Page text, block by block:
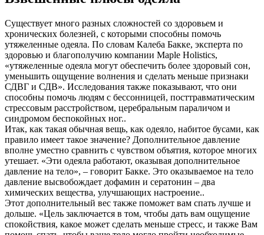
Существует много разных сложностей со здоровьем и
хронических болезней, с которыми способны помочь
утяжеленные одеяла. По словам Калеба Бакке, эксперта по
здоровью и благополучию компании Maple Holistics,
«утяжеленные одеяла могут обеспечить более здоровый сон,
уменьшить ощущение волнения и сделать меньше признаки
СДВГ и СДВ». Исследования также показывают, что они
способны помочь людям с бессонницей, посттравматическим
стрессовым расстройством, церебральным параличом и
синдромом беспокойных ног..
Итак, как такая обычная вещь, как одеяло, набитое бусами, как
правило имеет такое значение? Дополнительное давление
вполне уместно сравнить с чувством объятия, которое многих
утешает. «Эти одеяла работают, оказывая дополнительное
давление на тело», – говорит Бакке. Это оказываемое на тело
давление высвобождает дофамин и сератонин – два
химических вещества, улучшающих настроение..
Этот дополнительный вес также поможет вам спать лучше и
дольше. «Цель заключается в том, чтобы дать вам ощущение
спокойствия, какое может сделать меньше стресс, и также Вам